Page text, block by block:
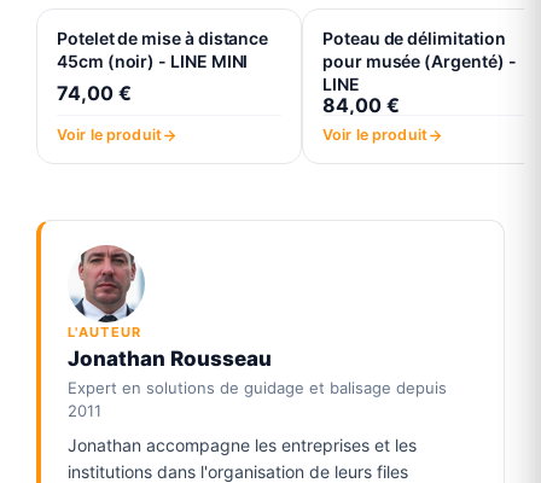
Potelet de mise à distance
45cm (noir) - LINE MINI
74,00 €
Voir le produit
Poteau de délimitation
pour musée (Argenté) -
LINE
84,00 €
Voir le produit
L'AUTEUR
Jonathan Rousseau
Expert en solutions de guidage et balisage depuis
2011
Jonathan accompagne les entreprises et les
institutions dans l'organisation de leurs files